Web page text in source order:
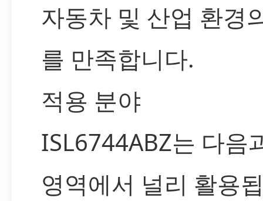
자동차 및 산업 환경
를 만족합니다.
적용 분야
ISL6744ABZ는 다음
영역에서 널리 활용